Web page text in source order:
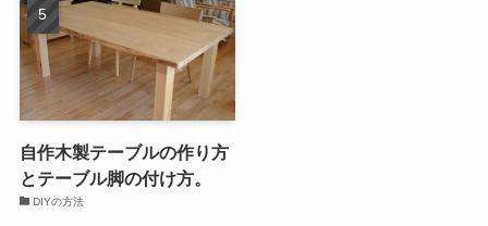
自作木製テーブルの作り方
とテーブル脚の付け方。
DIYの方法